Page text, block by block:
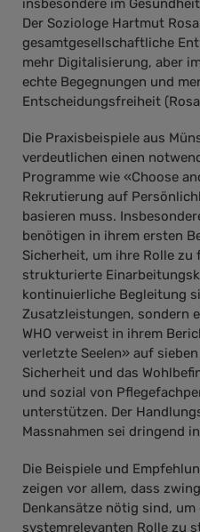
insbesondere im
Der Soziologe Hartmut
gesamtgesellschaftliche
mehr Digitalisierung, aber
echte Begegnungen und
Entscheidungsfreiheit
Die Praxisbeispiele aus
verdeutlichen einen
Programme wie «Choose
Rekrutierung auf
basieren muss.
benötigen in ihrem ersten
Sicherheit, um ihre Rolle zu
strukturierte
kontinuierliche Begleitung
Zusatzleistungen, sondern
WHO verweist in ihrem
verletzte Seelen» auf
Sicherheit und das
und sozial von
unterstützen. Der
Massnahmen sei dringend
Die Beispiele und
zeigen vor allem, dass
Denkansätze nötig sind,
systemrelevanten Rolle zu